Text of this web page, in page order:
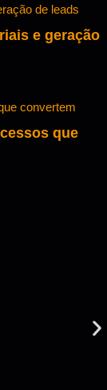
e geração
que